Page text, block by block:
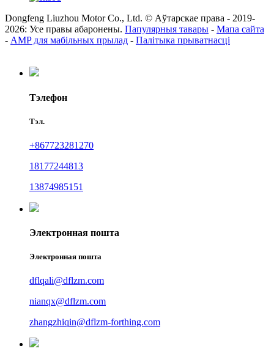
Dongfeng Liuzhou Motor Co., Ltd. © Аўтарскае права - 2019-
2026: Усе правы абаронены. Папулярныя тавары - Мапа сайта
- AMP для мабільных прылад - Палітыка прыватнасці
Тэлефон
Тэл.
+867723281270
18177244813
13874985151
Электронная пошта
Электронная пошта
dflqali@dflzm.com
nianqx@dflzm.com
zhangzhiqin@dflzm-forthing.com